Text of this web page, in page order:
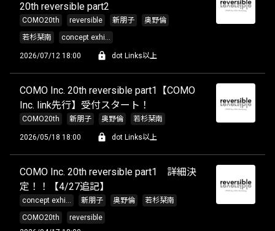
20th reversible part2
COMO20th reversible 新朋子
奥野倫
若杉栞南
concept exhi...
2026/07/12 18:00 dot Links以上
COMO Inc. 20th reversible part1【COMO
Inc. link先行】受付スタート！
COMO20th 新朋子 奥野倫 若杉栞南
2026/05/18 18:00 dot Links以上
COMO Inc. 20th reversible part1 詳細決
定！！【4/27追記】
concept exhi... 新朋子 奥野倫
若杉栞南
COMO20th
reversible